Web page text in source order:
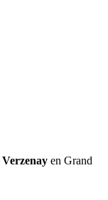
Verzenay en Grand